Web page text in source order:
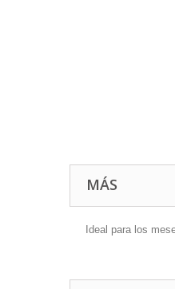
MÁS
Ideal para los